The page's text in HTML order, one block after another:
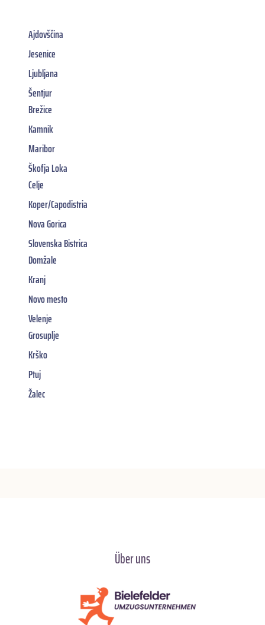
Ajdovščina
Jesenice
Ljubljana
Šentjur
Brežice
Kamnik
Maribor
Škofja Loka
Celje
Koper/Capodistria
Nova Gorica
Slovenska Bistrica
Domžale
Kranj
Novo mesto
Velenje
Grosuplje
Krško
Ptuj
Žalec
Über uns